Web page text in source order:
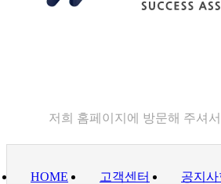
저희 홈페이지에 방문해 주셔
HOME 고객센터 공지